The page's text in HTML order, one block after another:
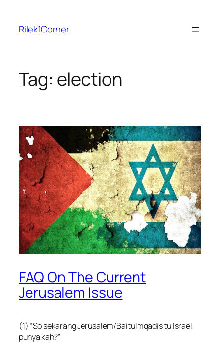
content
Rilek1Corner
Tag: election
FAQ On The Current
Jerusalem Issue
(1) “So sekarang Jerusalem/Baitulmqadis tu Israel
punya kah?”